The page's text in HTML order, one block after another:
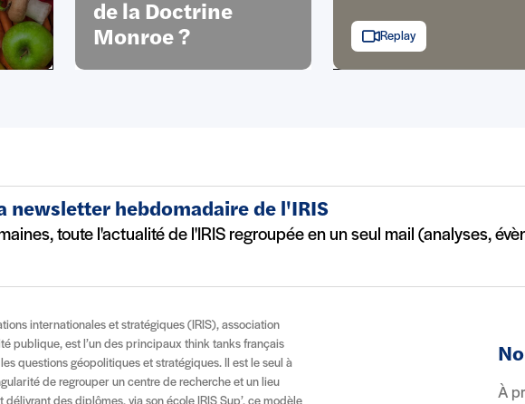
de la Doctrine
Monroe ?
Replay
newsletter hebdomadaire de l'IRIS
toute l'actualité de l'IRIS regroupée en un seul mail (analyses,
internationales et stratégiques (IRIS), association
publique, est l’un des principaux think tanks français
questions géopolitiques et stratégiques. Il est le seul à
de regrouper un centre de recherche et un lieu
À